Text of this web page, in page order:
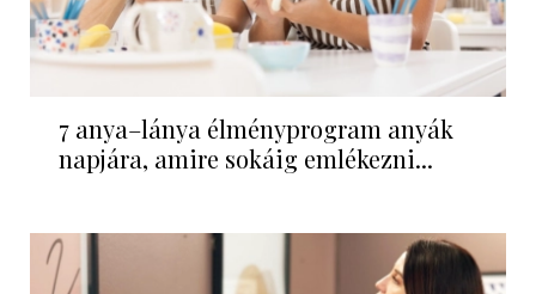
7 anya–lánya élményprogram anyák
napjára, amire sokáig emlékezni...